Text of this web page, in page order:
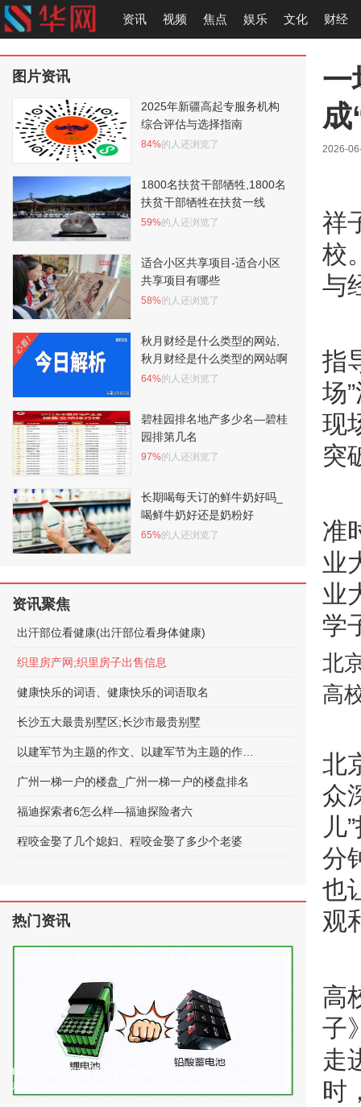
资讯 视频 焦点 娱乐 文化 财经
一
成
2026-
祥
校
与
指
场
现
突
准
业
业
学
北
高
北
众
儿
分
也
观
高
子
走
时
图片资讯
2025年新疆高起专服务机构
综合评估与选择指南
84%的人还浏览了
1800名扶贫干部牺牲,1800名
扶贫干部牺牲在扶贫一线
59%的人还浏览了
适合小区共享项目-适合小区
共享项目有哪些
58%的人还浏览了
秋月财经是什么类型的网站,
秋月财经是什么类型的网站啊
64%的人还浏览了
碧桂园排名地产多少名—碧桂
园排第几名
97%的人还浏览了
长期喝每天订的鲜牛奶好吗_
喝鲜牛奶好还是奶粉好
65%的人还浏览了
资讯聚焦
出汗部位看健康(出汗部位看身体健康)
织里房产网;织里房子出售信息
健康快乐的词语、健康快乐的词语取名
长沙五大最贵别墅区;长沙市最贵别墅
广州一梯一户的楼盘_广州一梯一户的楼盘排名
福迪探索者6怎么样—福迪探险者六
程咬金娶了几个媳妇、程咬金娶了多少个老婆
热门资讯
电动车电池的种类及标准(电动车 电池
种类)